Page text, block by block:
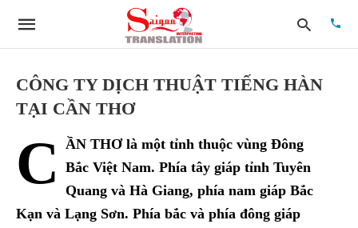
CÔNG TY DỊCH THUẬT TIẾNG HÀN
TẠI CẦN THƠ
C
ẦN THƠ là một tỉnh thuộc vùng Đông
Bắc Việt Nam. Phía tây giáp tỉnh Tuyên
Quang và Hà Giang, phía nam giáp Bắc
Kạn và Lạng Sơn. Phía bắc và phía đông giáp